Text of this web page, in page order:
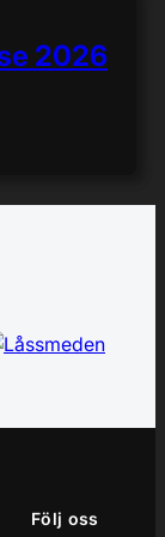
2026
Följ oss